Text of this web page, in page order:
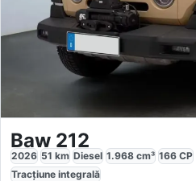
Baw 212
2026 51 km Diesel 1.968 cm³ 166 CP
Tracțiune integrală